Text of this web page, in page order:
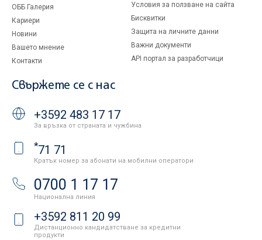
ОББ Галерия
Кариери
Новини
Вашето мнение
Контакти
Условия за ползване на сайта
Бисквитки
Защита на личните данни
Важни документи
API портал за разработчици
Свържете се с нас
+3592 483 17 17
За връзка от страната и чужбина
*71 71
Кратък номер за абонати на мобилни оператори
0700 1 17 17
Национална линия
+3592 811 20 99
Дистанционно кандидатстване за кредитни
продукти